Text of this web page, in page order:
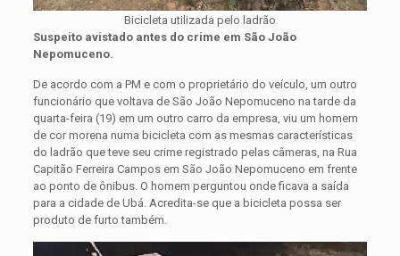
Bicicleta utilizada pelo ladrão
Suspeito avistado antes do crime em São João
Nepomuceno.
De acordo com a PM e com o proprietário do veículo, um outro
funcionário que voltava de São João Nepomuceno na tarde da
quarta-feira (19) em um outro carro da empresa, viu um homem
de cor morena numa bicicleta com as mesmas características
do ladrão que teve seu crime registrado pelas câmeras, na Rua
Capitão Ferreira Campos em São João Nepomuceno em frente
ao ponto de ônibus. O homem perguntou onde ficava a saída
para a cidade de Ubá. Acredita-se que a bicicleta possa ser
produto de furto também.